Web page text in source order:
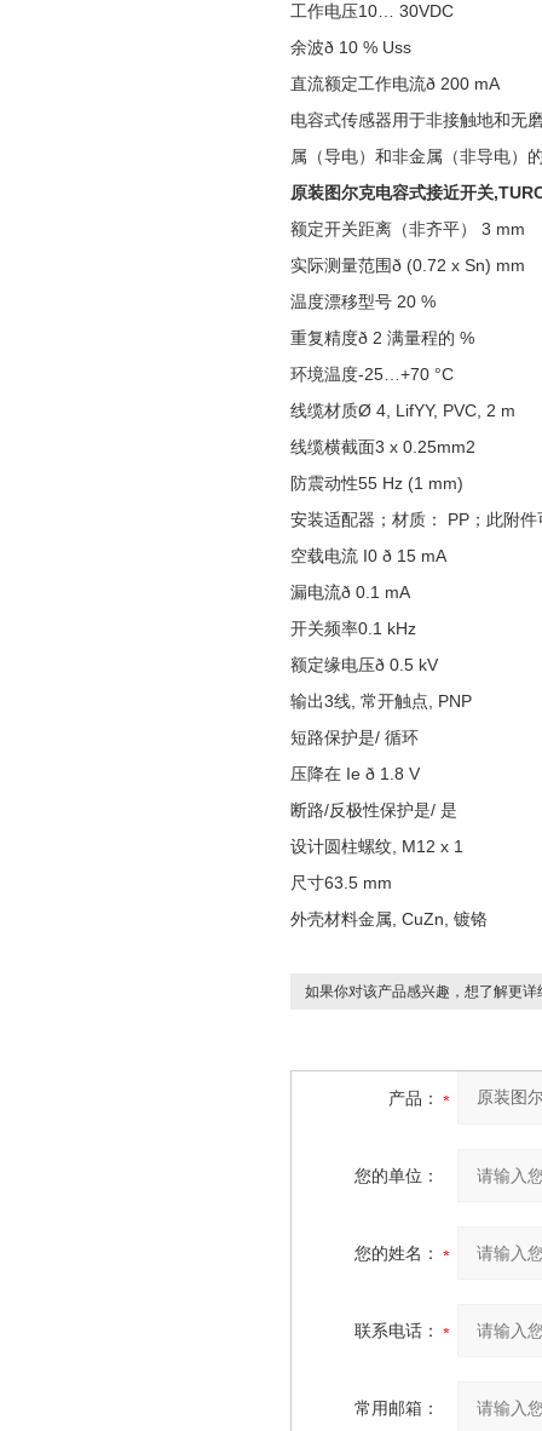
工作电压10… 30VDC
余波ð 10 % Uss
直流额定工作电流ð 200 mA
电容式传感器用于非接触地和无
属（导电）和非金属（非导电）
原装图尔克电容式接近开关
额定开关距离（非齐平） 3 mm
实际测量范围ð (0.72 x Sn) mm
温度漂移型号 20 %
重复精度ð 2 满量程的 %
环境温度-25…+70 °C
线缆材质Ø 4, LifYY, PVC, 2 m
线缆横截面3 x 0.25mm2
防震动性55 Hz (1 mm)
安装适配器；材质： PP；此附
空载电流 I0 ð 15 mA
漏电流ð 0.1 mA
开关频率0.1 kHz
额定缘电压ð 0.5 kV
输出3线, 常开触点, PNP
短路保护是/ 循环
压降在 Ie ð 1.8 V
断路/反极性保护是/ 是
设计圆柱螺纹, M12 x 1
尺寸63.5 mm
外壳材料金属, CuZn, 镀铬
如果你对该产品感兴趣，想了解更详
产品：
您的单位：
您的姓名：
联系电话：
常用邮箱：